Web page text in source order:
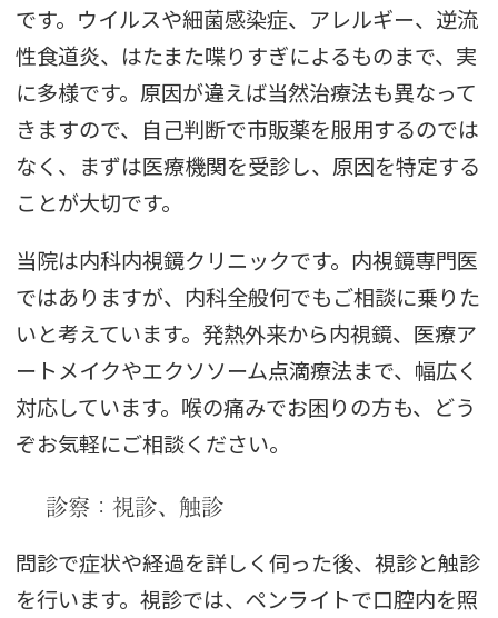
です。ウイルスや細菌感染症、アレルギー、逆流
性食道炎、はたまた喋りすぎによるものまで、実
に多様です。原因が違えば当然治療法も異なって
きますので、自己判断で市販薬を服用するのでは
なく、まずは医療機関を受診し、原因を特定する
ことが大切です。
当院は内科内視鏡クリニックです。内視鏡専門医
ではありますが、内科全般何でもご相談に乗りた
いと考えています。発熱外来から内視鏡、医療ア
ートメイクやエクソソーム点滴療法まで、幅広く
対応しています。喉の痛みでお困りの方も、どう
ぞお気軽にご相談ください。
診察：視診、触診
問診で症状や経過を詳しく伺った後、視診と触診
を行います。視診では、ペンライトで口腔内を照